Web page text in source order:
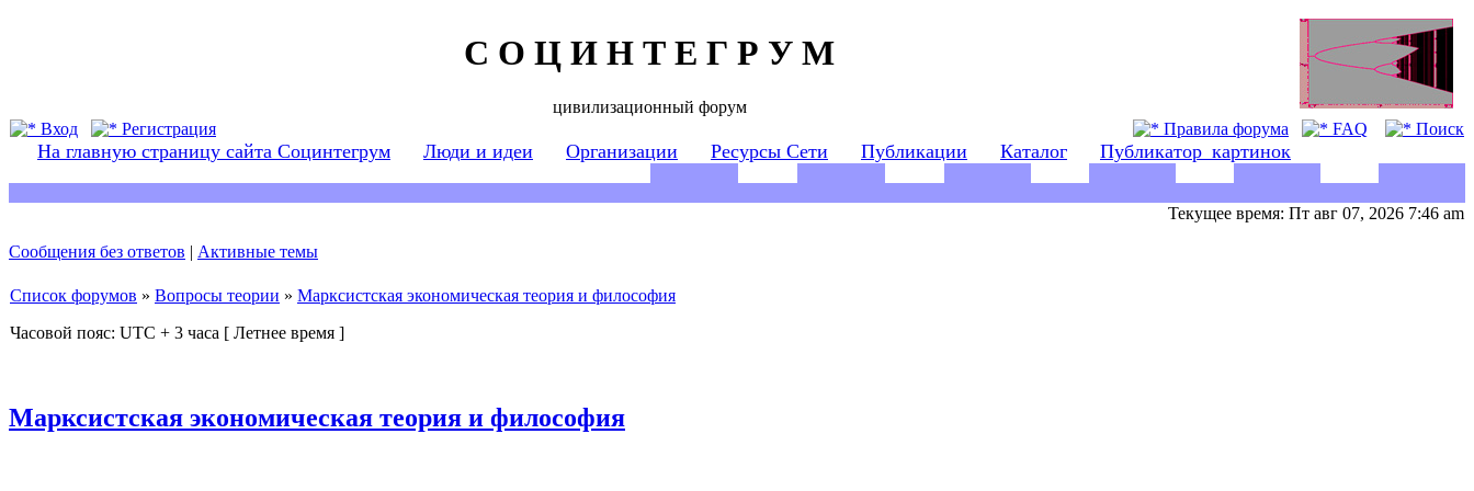
С О Ц И Н Т Е Г Р У М
цивилизационный форум
Вход
Регистрация Правила форума FAQ Поиск
На главную страницу сайта Социнтегрум Люди и идеи Организации Ресурсы Сети Публикации Каталог Публикатор_картинок
Текущее время: Пт авг 07, 2026 7:46 am
Сообщения без ответов | Активные темы
Список форумов » Вопросы теории » Марксистская экономическая теория и философия
Часовой пояс: UTC + 3 часа [ Летнее время ]
Марксистская экономическая теория и философия